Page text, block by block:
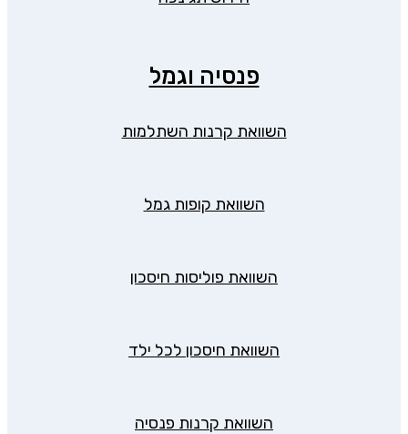
פנסיה וגמל
השוואת קרנות השתלמות
השוואת קופות גמל
השוואת פוליסות חיסכון
השוואת חיסכון לכל ילד
השוואת קרנות פנסיה